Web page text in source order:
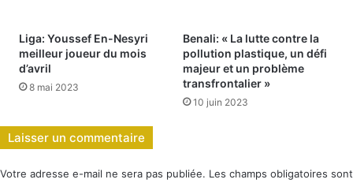
Liga: Youssef En-Nesyri
meilleur joueur du mois
d’avril
8 mai 2023
Benali: « La lutte contre la
pollution plastique, un défi
majeur et un problème
transfrontalier »
10 juin 2023
Laisser un commentaire
Votre adresse e-mail ne sera pas publiée. Les champs obligatoires sont